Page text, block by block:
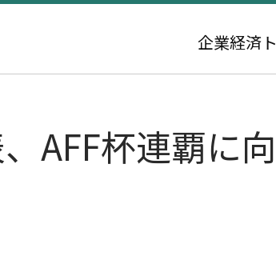
企業経済
AFF杯連覇に